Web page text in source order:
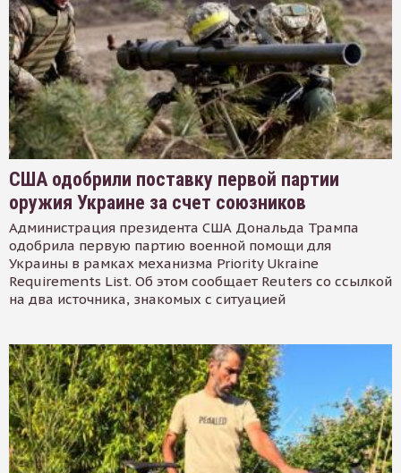
США одобрили поставку первой партии
оружия Украине за счет союзников
Администрация президента США Дональда Трампа
одобрила первую партию военной помощи для
Украины в рамках механизма Priority Ukraine
Requirements List. Об этом сообщает Reuters со ссылкой
на два источника, знакомых с ситуацией